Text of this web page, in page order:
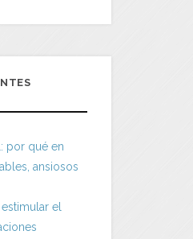
por qué en
ansiosos
el